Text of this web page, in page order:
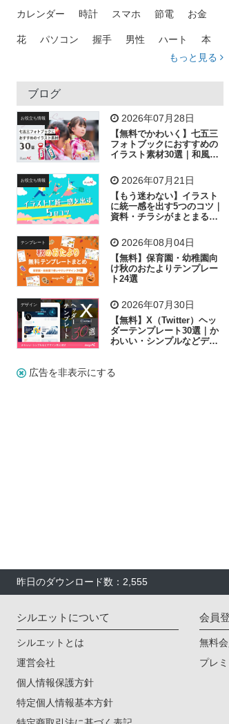
カレンダー 時計 スマホ 節電 お金
花 パソコン 握手 男性 ハート 本
トラック 木
吹き出し
飛行機 グラフ ビル 魚 家族 書類
歩く 工場 会社 太陽 キラキラ
子供 作業員 相談 ピクトグラム
もっと見る
ブログ
お役立ち情報 2026年07月28日
【無料でかわいく】七五三
フォトブックにおすすめの
イラスト素材30選｜和風の
お役立ち情報 2026年07月21日
【もう迷わない】イラスト
に統一感を出す5つのコツ｜
資料・チラシがまとまるフ
テンプレート 2026年08月04日
【無料】保育園・幼稚園向
け秋のおたよりテンプレー
ト24選
デザイン 2026年07月30日
【無料】X（Twitter）ヘッ
ダーテンプレート30選｜か
わいい・シンプルなどデザ
広告を非表示にする
昨日のダウンロード数：2,555
シルエットについて
シルエットとは
運営会社
個人情報保護方針
特定個人情報基本方針
会員
無料
プレ